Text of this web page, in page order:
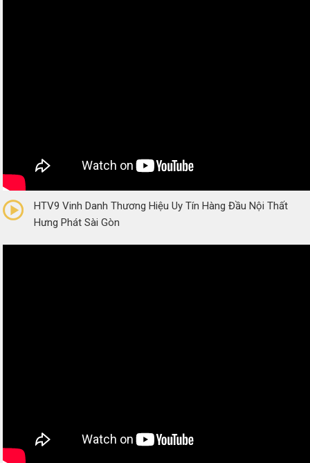
(0 Reviews)
HTV9 Vinh Danh Thương Hiệu Uy Tín Hàng Đầu Nội Thất
Hưng Phát Sài Gòn
(0 Reviews)